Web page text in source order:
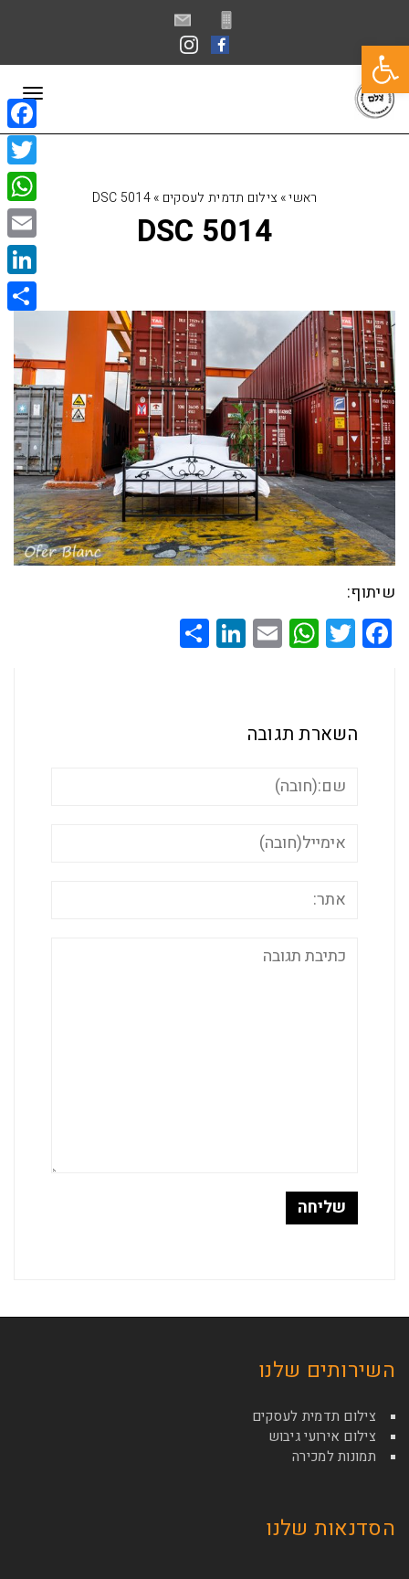
פתח סרגל נגישות
ראשי» צילום תדמית לעסקים »
DSC 5014
DSC 5014
שיתוף:
Facebook
Twitter
WhatsApp
Email
LinkedIn
השארת תגובה
השירותים שלנו
צילום תדמית לעסקים
צילום אירועי גיבוש
תמונות למכירה
הסדנאות שלנו